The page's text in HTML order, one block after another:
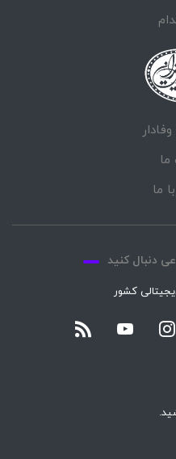
ما
ما
دنبال کنید
کشور